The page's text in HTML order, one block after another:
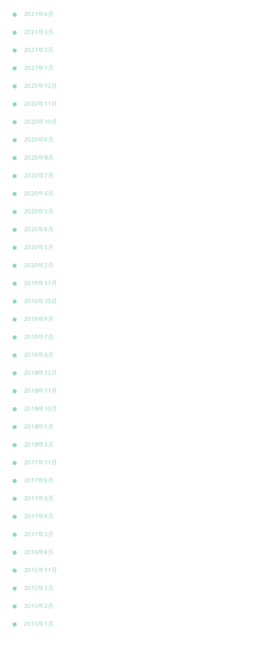
2021年4月
2021年3月
2021年2月
2021年1月
2020年12月
2020年11月
2020年10月
2020年9月
2020年8月
2020年7月
2020年6月
2020年5月
2020年4月
2020年3月
2020年2月
2019年11月
2019年10月
2019年9月
2019年7月
2019年6月
2018年12月
2018年11月
2018年10月
2018年5月
2018年3月
2017年11月
2017年9月
2017年6月
2017年4月
2017年3月
2016年4月
2015年11月
2015年3月
2015年2月
2015年1月